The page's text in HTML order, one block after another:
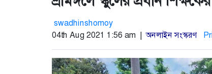
swadhinshomoy
04th Aug 2021 1:56 am |অনলাইন সংস্করণ